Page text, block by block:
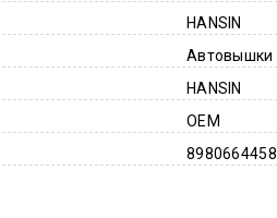
HANSIN
Автовышки
HANSIN
OEM
8980664458